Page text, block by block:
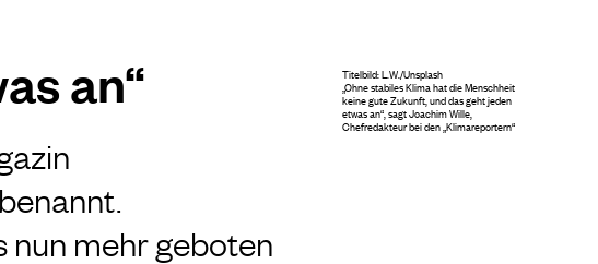
an“
mehr geboten
Titelbild: L.W./Unsplash
„Ohne stabiles Klima hat die Menschheit
keine gute Zukunft, und das geht jeden
etwas an“, sagt Joachim Wille,
Chefredakteur bei den „Klimareportern“